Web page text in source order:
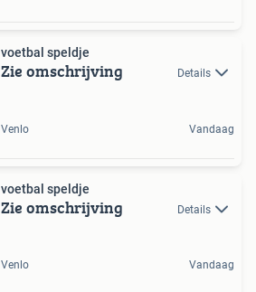
voetbal speldje
Zie omschrijving Details
Venlo Vandaag
voetbal speldje
Zie omschrijving Details
Venlo Vandaag